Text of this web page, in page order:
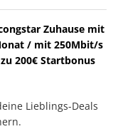
Zuhause mit
/ mit 250Mbit/s
200€ Startbonus
Lieblings-Deals